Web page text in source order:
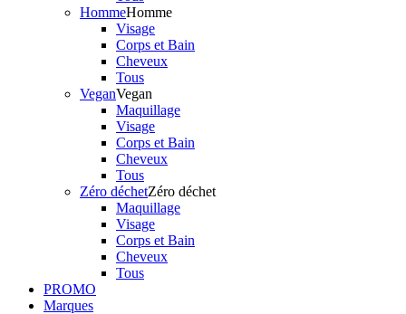
HommeHomme
Visage
Corps et Bain
Cheveux
Tous
VeganVegan
Maquillage
Visage
Corps et Bain
Cheveux
Tous
Zéro déchetZéro déchet
Maquillage
Visage
Corps et Bain
Cheveux
Tous
PROMO
Marques